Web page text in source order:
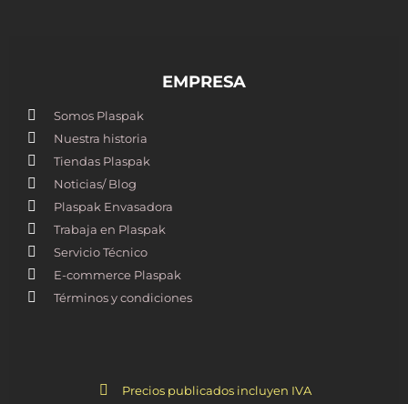
EMPRESA
Somos Plaspak
Nuestra historia
Tiendas Plaspak
Noticias/ Blog
Plaspak Envasadora
Trabaja en Plaspak
Servicio Técnico
E-commerce Plaspak
Términos y condiciones
Precios publicados incluyen IVA